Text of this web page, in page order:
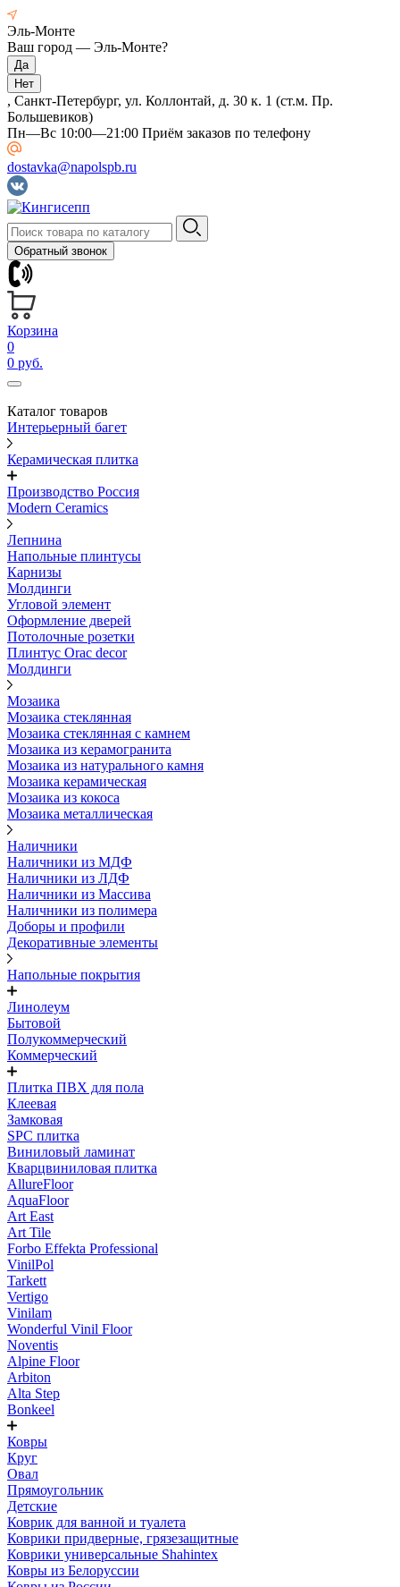
Эль-Монте
Ваш город — Эль-Монте?
, Санкт-Петербург, ул. Коллонтай, д. 30 к. 1 (ст.м. Пр.
Большевиков)
Пн—Вс 10:00—21:00 Приём заказов по телефону
dostavka@napolspb.ru
Обратный звонок
Корзина
0
0 руб.
Каталог товаров
Интерьерный багет
Керамическая плитка
Производство Россия
Modern Ceramics
Лепнина
Напольные плинтусы
Карнизы
Молдинги
Угловой элемент
Оформление дверей
Потолочные розетки
Плинтус Orac decor
Молдинги
Мозаика
Мозаика стеклянная
Мозаика стеклянная с камнем
Мозаика из керамогранита
Мозаика из натурального камня
Мозаика керамическая
Мозаика из кокоса
Мозаика металлическая
Наличники
Наличники из МДФ
Наличники из ЛДФ
Наличники из Массива
Наличники из полимера
Доборы и профили
Декоративные элементы
Напольные покрытия
Линолеум
Бытовой
Полукоммерческий
Коммерческий
Плитка ПВХ для пола
Клеевая
Замковая
SPC плитка
Виниловый ламинат
Кварцвиниловая плитка
AllureFloor
AquaFloor
Art East
Art Tile
Forbo Effekta Professional
VinilPol
Tarkett
Vertigo
Vinilam
Wonderful Vinil Floor
Noventis
Alpine Floor
Arbiton
Alta Step
Bonkeel
Ковры
Круг
Овал
Прямоугольник
Детские
Коврик для ванной и туалета
Коврики придверные, грязезащитные
Коврики универсальные Shahintex
Ковры из Белоруссии